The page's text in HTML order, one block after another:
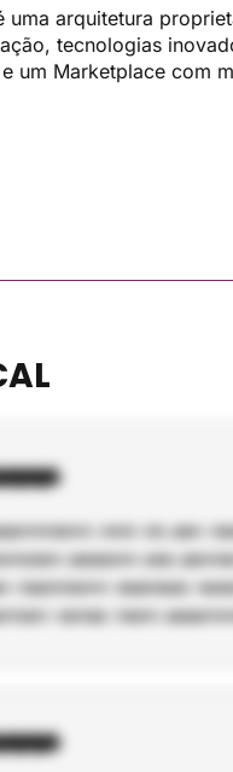
uma arquitetura
tecnologias
um Marketplace com